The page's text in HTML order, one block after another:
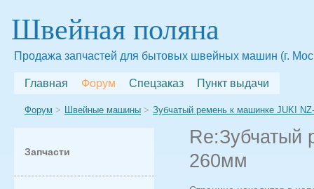
Швейная поляна
Продажа запчастей для бытовых швейных машин (г.
Главная Форум Спецзаказ Пункт выдачи
Форум Швейные машины Зубчатый ремень к машинке JUKI
Запчасти
Re:Зубчатый
260мм